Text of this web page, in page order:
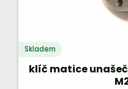
Skladem
klíč matice